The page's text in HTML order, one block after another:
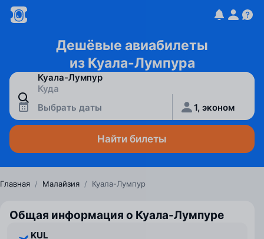
Дешёвые авиабилеты
из Куала-Лумпура
Выбрать даты 1, эконом
Найти билеты
Главная / Малайзия / Куала-Лумпур
Общая информация о Куала-Лумпуре
KUL